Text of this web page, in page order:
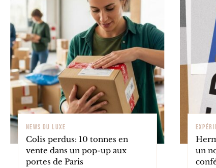
NEWS DU LUXE
Colis perdus: 10 tonnes en
vente dans un pop-up aux
portes de Paris
un